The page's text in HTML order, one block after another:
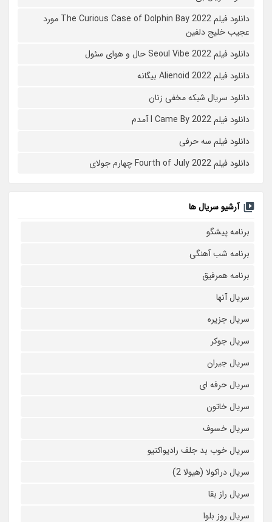
دانلود فیلم The Curious Case of Dolphin Bay 2022 مورد
عجیب خلیج دلفین
دانلود فیلم Seoul Vibe 2022 حال و هوای سئول
دانلود فیلم Alienoid 2022 بیگانه
دانلود سریال شبکه مخفی زنان
دانلود فیلم I Came By 2022 آمدم
دانلود فیلم سه حرفی
دانلود فیلم Fourth of July 2022 چهارم جولای
آرشیو سریال ها
برنامه پیشگو
برنامه شب آهنگی
برنامه همرفیق
سریال آنها
سریال جزیره
سریال جوکر
سریال جیران
سریال حرفه ای
سریال خاتون
سریال خسوف
سریال خوب بد جلف رادیواکتیو
سریال دراکولا (هیولا 2)
سریال راز بقا
سریال روز بلوا